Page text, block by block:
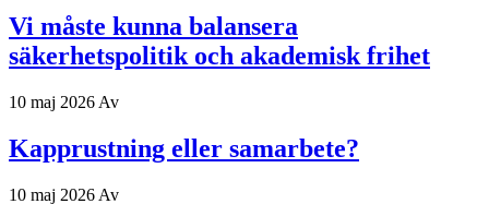
Vi måste kunna balansera
säkerhetspolitik och akademisk frihet
10 maj 2026 Av
Kapprustning eller samarbete?
10 maj 2026 Av